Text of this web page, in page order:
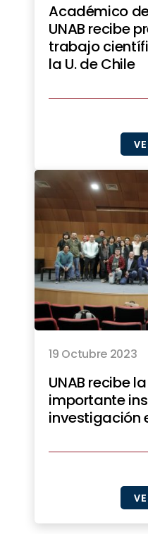
Académico
UNAB recibe
trabajo
la U. de Chile
19 Octubre 2023
UNAB recibe
importante
investigación